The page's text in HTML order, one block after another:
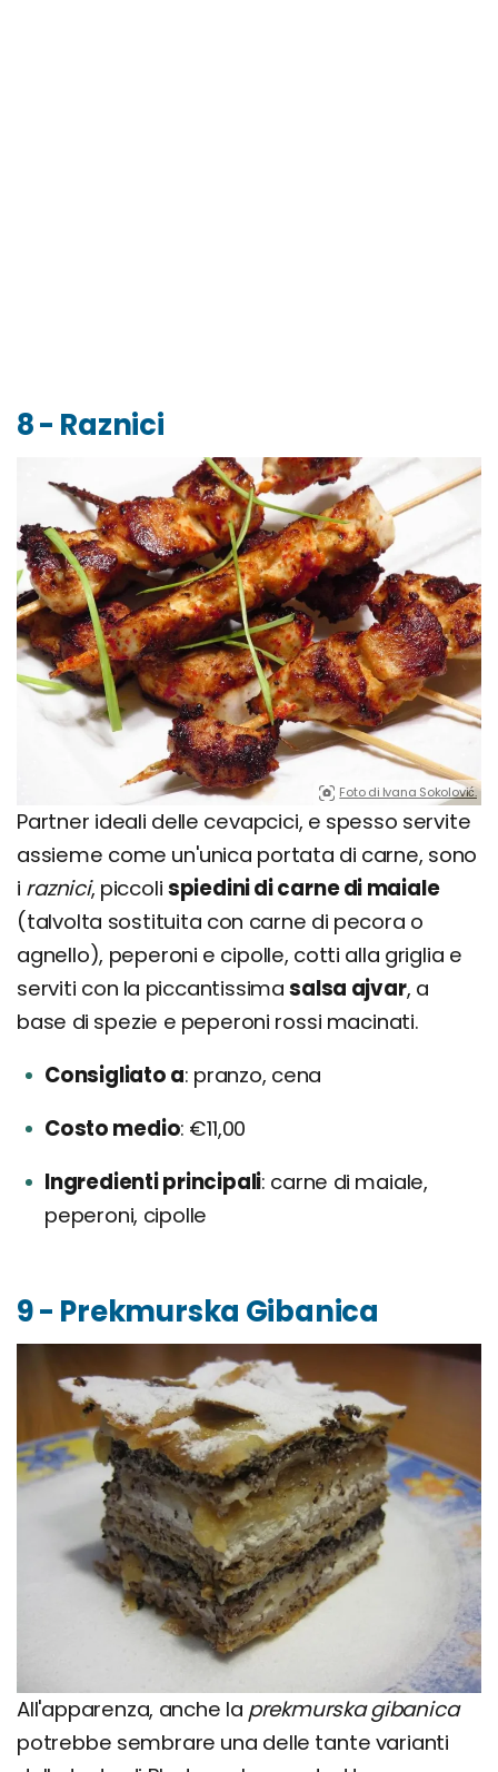
8 - Raznici
Foto di Ivana Sokolović.
Partner ideali delle cevapcici, e spesso servite
assieme come un'unica portata di carne, sono
i raznici, piccoli spiedini di carne di maiale
(talvolta sostituita con carne di pecora o
agnello), peperoni e cipolle, cotti alla griglia e
serviti con la piccantissimasalsa ajvar, a
base di spezie e peperoni rossi macinati.
Consigliato a pranzo, cena
Costo medio €11,00
Ingredienti principali carne di maiale,
peperoni, cipolle
9 - Prekmurska Gibanica
All'apparenza, anche la prekmurska gibanica
potrebbe sembrare una delle tante varianti